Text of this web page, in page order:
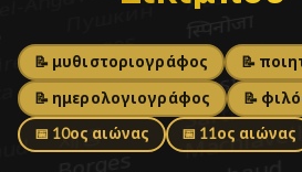
📝 μυθιστοριογράφος 📝
📝 ημερολογιογράφος 📝
📅 10ος αιώνας 📅 11ος αιώνας